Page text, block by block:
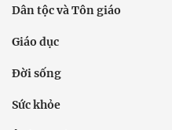
Dân tộc và Tôn giáo
Giáo dục
Đời sống
Sức khỏe